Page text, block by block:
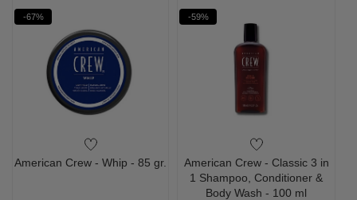
-67%
American Crew - Whip - 85 gr.
-59%
American Crew - Classic 3 in
1 Shampoo, Conditioner &
Body Wash - 100 ml